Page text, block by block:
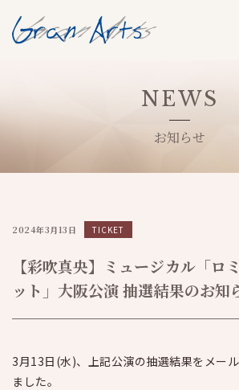
NEWS
お知らせ
2024年3月13日 TICKET
【彩吹真央】ミュージカル「ロ
ット」大阪公演 抽選結果のお知
3月13日(水)、上記公演の抽選結果をメー
ました。